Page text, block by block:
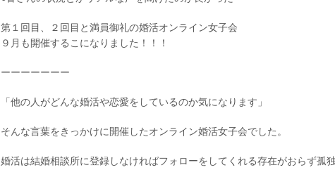
第１回目、２回目と満員御礼の婚活オンライン女子会
９月も開催するこになりました！！！
ーーーーーーー
「他の人がどんな婚活や恋愛をしているのか気になります」
そんな言葉をきっかけに開催したオンライン婚活女子会でした。
婚活は結婚相談所に登録しなければフォローをしてくれる存在がおらず孤